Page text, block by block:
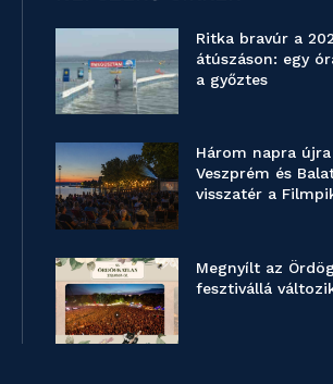
Ritka bravúr a
átúszáson: egy
a győztes
Három napra
Veszprém és
visszatér a
Megnyílt az
fesztivállá